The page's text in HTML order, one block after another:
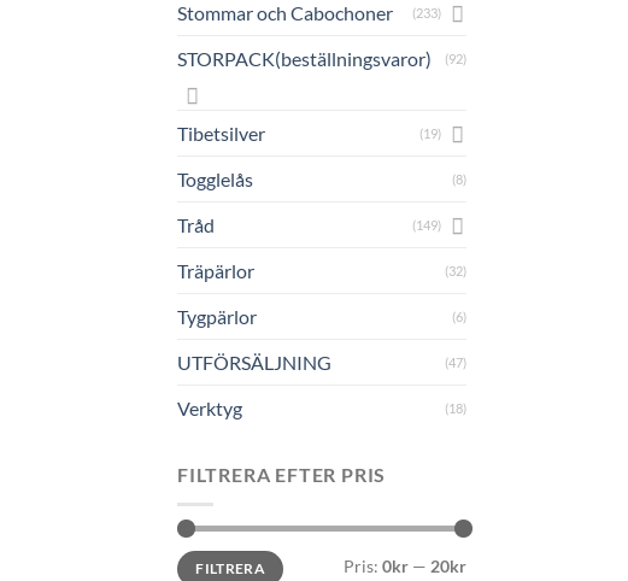
Stommar och Cabochoner (233)
STORPACK(beställningsvaror) (92)
Tibetsilver (19)
Togglelås (8)
Tråd (149)
Träpärlor (32)
Tygpärlor (6)
UTFÖRSÄLJNING (47)
Verktyg (18)
FILTRERA EFTER PRIS
Min
pris
Max
prisFILTRERA Pris: 0kr — 20kr